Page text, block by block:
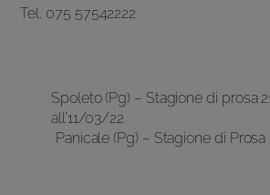
Tel. 075 57542222
Spoleto (Pg) – Stagione di prosa
all’11/03/22
Panicale (Pg) – Stagione di